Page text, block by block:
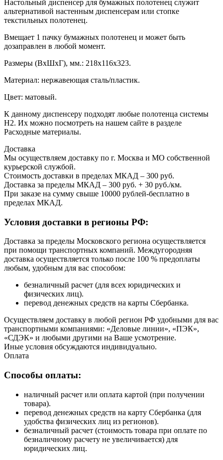
Настольный диспенсер для бумажных полотенец служит
альтернативой настенным диспенсерам или стопке
текстильных полотенец.
Вмещает 1 пачку бумажных полотенец и может быть
дозаправлен в любой момент.
Размеры (ВхШхГ), мм.: 218х116х323.
Материал: нержавеющая сталь/пластик.
Цвет: матовый.
К данному диспенсеру подходят любые полотенца системы
H2. Их можно посмотреть на нашем сайте в разделе
Расходные материалы.
Доставка
Мы осуществляем доставку по г. Москва и МО собственной
курьерской службой.
Стоимость доставки в пределах МКАД – 300 руб.
Доставка за пределы МКАД – 300 руб. + 30 руб./км.
При заказе на сумму свыше 10000 рублей-бесплатно в
пределах МКАД.
Условия доставки в регионы РФ:
Доставка за пределы Московского региона осуществляется
при помощи транспортных компаний. Междугородняя
доставка осуществляется только после 100 % предоплаты
любым, удобным для вас способом:
безналичный расчет (для всех юридических и
физических лиц).
перевод денежных средств на карты Сбербанка.
Осуществляем доставку в любой регион РФ удобными для вас
транспортными компаниями: «Деловые линии», «ПЭК»,
«СДЭК» и любыми другими на Ваше усмотрение.
Иные условия обсуждаются индивидуально.
Оплата
Способы оплаты:
наличный расчет или оплата картой (при получении
товара).
перевод денежных средств на карту Сбербанка (для
удобства физических лиц из регионов).
безналичный расчет (стоимость товара при оплате по
безналичному расчету не увеличивается) для
юридических лиц.